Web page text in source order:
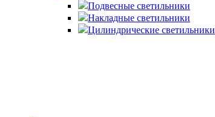
Подвесные светильники
Накладные светильники
Цилиндрические светильники